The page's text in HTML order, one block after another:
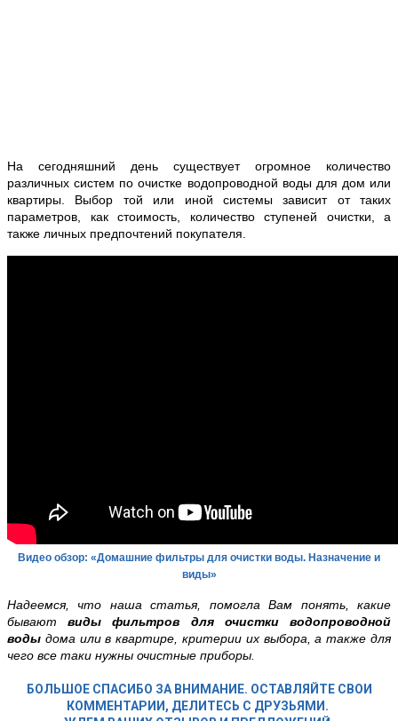
На сегодняшний день существует огромное количество
различных систем по очистке водопроводной воды для дом или
квартиры. Выбор той или иной системы зависит от таких
параметров, как стоимость, количество ступеней очистки, а
также личных предпочтений покупателя.
Видео обзор: «Домашние фильтры для очистки воды. Назначение и
виды»
Надеемся, что наша статья, помогла Вам понять, какие
бываютвиды фильтров для очистки водопроводной
воды дома или в квартире,критерии их выбора, а также для
чего все таки нужны очистные приборы
БОЛЬШОЕ СПАСИБО ЗА ВНИМАНИЕ. ОСТАВЛЯЙТЕ СВОИ
КОММЕНТАРИИ, ДЕЛИТЕСЬ С ДРУЗЬЯМИ.